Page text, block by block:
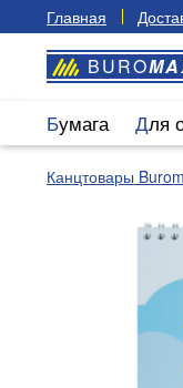
Главная
BURO
Бумага
Канцтовары